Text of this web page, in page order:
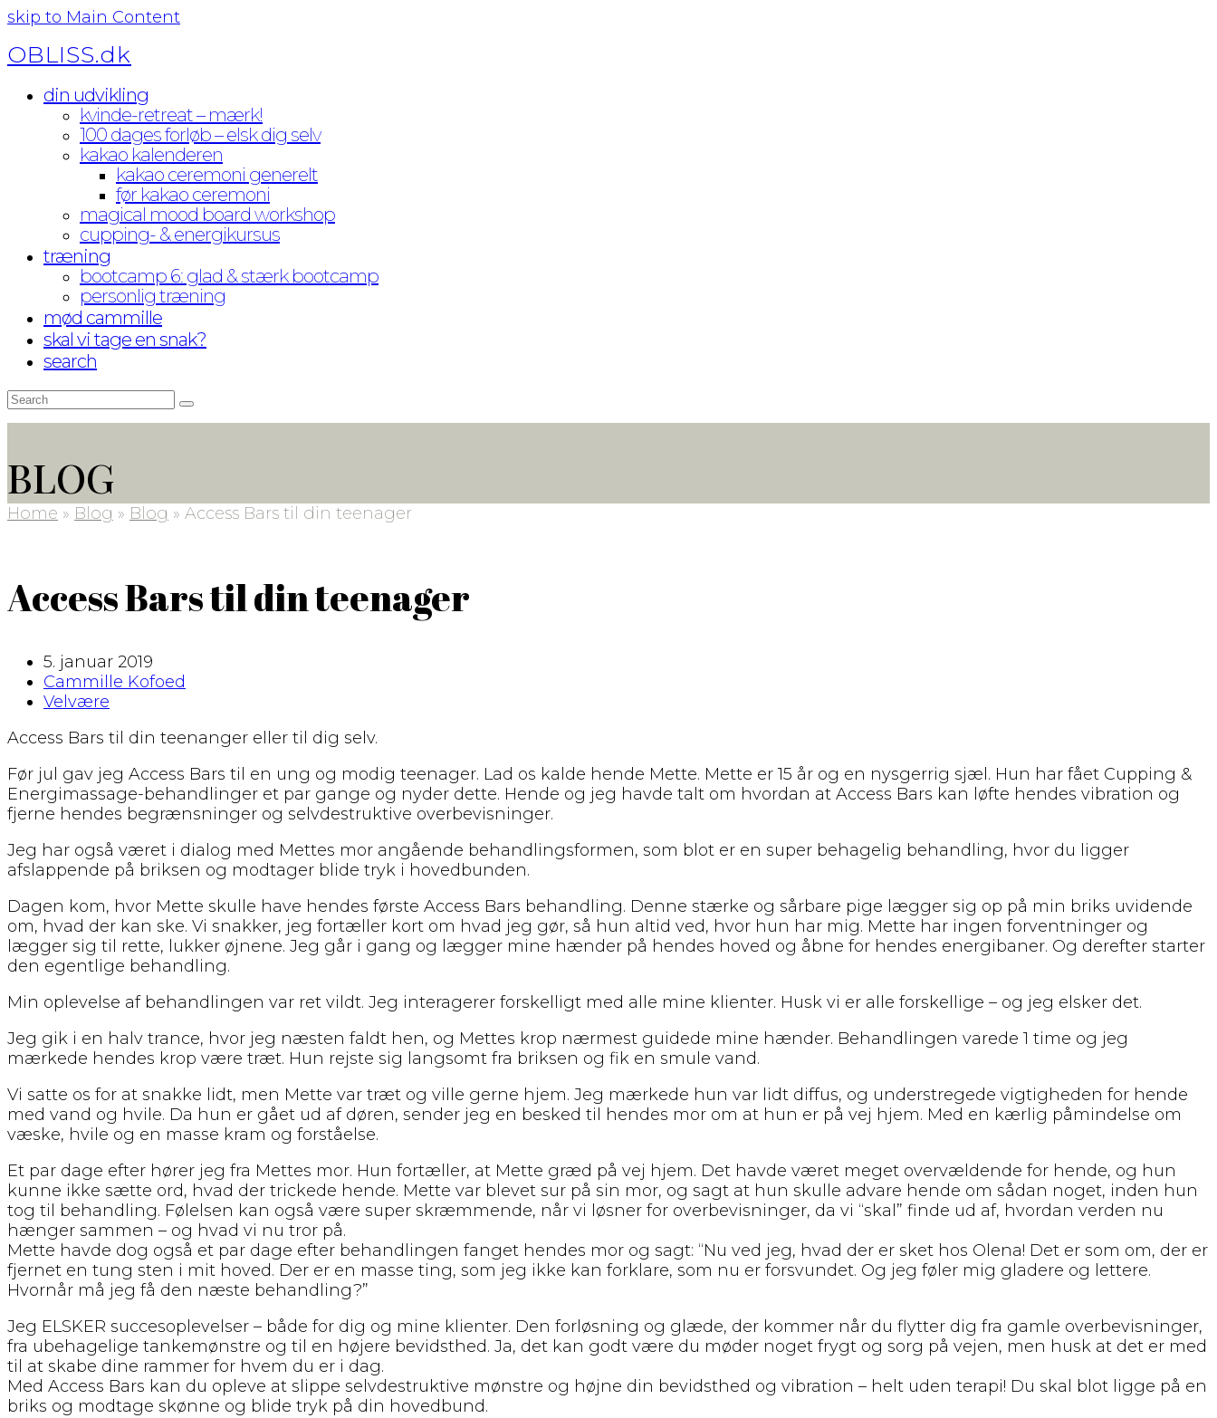
skip to Main Content
OBLISS.dk
din udvikling
kvinde-retreat – mærk!
100 dages forløb – elsk dig selv
kakao kalenderen
kakao ceremoni generelt
før kakao ceremoni
magical mood board workshop
cupping- & energikursus
træning
bootcamp 6: glad & stærk bootcamp
personlig træning
mød cammille
skal vi tage en snak?
search
Search
Submit
BLOG
Home » Blog » Blog » Access Bars til din teenager
Access Bars til din teenager
5. januar 2019
Cammille Kofoed
Velvære
Access Bars til din teenanger eller til dig selv.
Før jul gav jeg Access Bars til en ung og modig teenager. Lad os kalde hende Mette. Mette er 15 år og en nysgerrig sjæl. Hun har fået Cupping &
Energimassage-behandlinger et par gange og nyder dette. Hende og jeg havde talt om hvordan at Access Bars kan løfte hendes vibration og
fjerne hendes begrænsninger og selvdestruktive overbevisninger.
Jeg har også været i dialog med Mettes mor angående behandlingsformen, som blot er en super behagelig behandling, hvor du ligger
afslappende på briksen og modtager blide tryk i hovedbunden.
Dagen kom, hvor Mette skulle have hendes første Access Bars behandling. Denne stærke og sårbare pige lægger sig op på min briks uvidende
om, hvad der kan ske. Vi snakker, jeg fortæller kort om hvad jeg gør, så hun altid ved, hvor hun har mig. Mette har ingen forventninger og
lægger sig til rette, lukker øjnene. Jeg går i gang og lægger mine hænder på hendes hoved og åbne for hendes energibaner. Og derefter starter
den egentlige behandling.
Min oplevelse af behandlingen var ret vildt. Jeg interagerer forskelligt med alle mine klienter. Husk vi er alle forskellige – og jeg elsker det.
Jeg gik i en halv trance, hvor jeg næsten faldt hen, og Mettes krop nærmest guidede mine hænder. Behandlingen varede 1 time og jeg
mærkede hendes krop være træt. Hun rejste sig langsomt fra briksen og fik en smule vand.
Vi satte os for at snakke lidt, men Mette var træt og ville gerne hjem. Jeg mærkede hun var lidt diffus, og understregede vigtigheden for hende
med vand og hvile. Da hun er gået ud af døren, sender jeg en besked til hendes mor om at hun er på vej hjem. Med en kærlig påmindelse om
væske, hvile og en masse kram og forståelse.
Et par dage efter hører jeg fra Mettes mor. Hun fortæller, at Mette græd på vej hjem. Det havde været meget overvældende for hende, og hun
kunne ikke sætte ord, hvad der trickede hende. Mette var blevet sur på sin mor, og sagt at hun skulle advare hende om sådan noget, inden hun
tog til behandling. Følelsen kan også være super skræmmende, når vi løsner for overbevisninger, da vi “skal” finde ud af, hvordan verden nu
hænger sammen – og hvad vi nu tror på.
Mette havde dog også et par dage efter behandlingen fanget hendes mor og sagt: “Nu ved jeg, hvad der er sket hos Olena! Det er som om, der er
fjernet en tung sten i mit hoved. Der er en masse ting, som jeg ikke kan forklare, som nu er forsvundet. Og jeg føler mig gladere og lettere.
Hvornår må jeg få den næste behandling?”
Jeg ELSKER succesoplevelser – både for dig og mine klienter. Den forløsning og glæde, der kommer når du flytter dig fra gamle overbevisninger,
fra ubehagelige tankemønstre og til en højere bevidsthed. Ja, det kan godt være du møder noget frygt og sorg på vejen, men husk at det er med
til at skabe dine rammer for hvem du er i dag.
Med Access Bars kan du opleve at slippe selvdestruktive mønstre og højne din bevidsthed og vibration – helt uden terapi! Du skal blot ligge på en
briks og modtage skønne og blide tryk på din hovedbund.